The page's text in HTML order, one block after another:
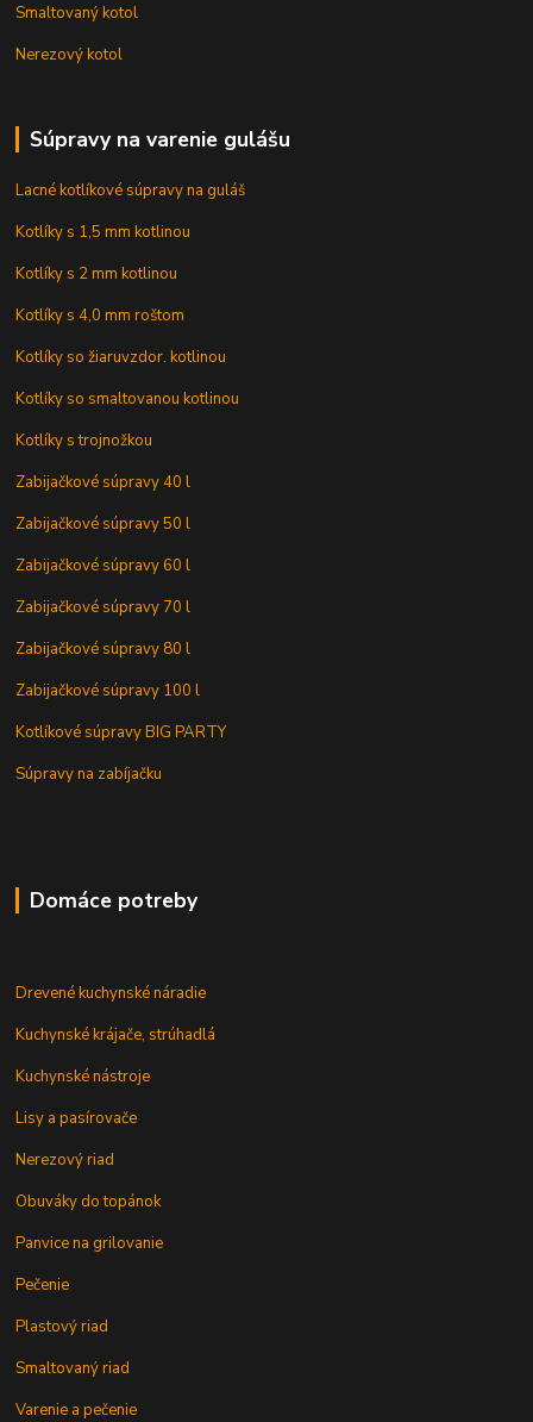
Smaltovaný kotol
Nerezový kotol
Súpravy na varenie gulášu
Lacné kotlíkové súpravy na guláš
Kotlíky s 1,5 mm kotlinou
Kotlíky s 2 mm kotlinou
Kotlíky s 4,0 mm roštom
Kotlíky so žiaruvzdor. kotlinou
Kotlíky so smaltovanou kotlinou
Kotlíky s trojnožkou
Zabijačkové súpravy 40 l
Zabijačkové súpravy 50 l
Zabijačkové súpravy 60 l
Zabijačkové súpravy 70 l
Zabijačkové súpravy 80 l
Zabijačkové súpravy 100 l
Kotlíkové súpravy BIG PARTY
Súpravy na zabíjačku
Domáce potreby
Drevené kuchynské náradie
Kuchynské krájače, strúhadlá
Kuchynské nástroje
Lisy a pasírovače
Nerezový riad
Obuváky do topánok
Panvice na grilovanie
Pečenie
Plastový riad
Smaltovaný riad
Varenie a pečenie